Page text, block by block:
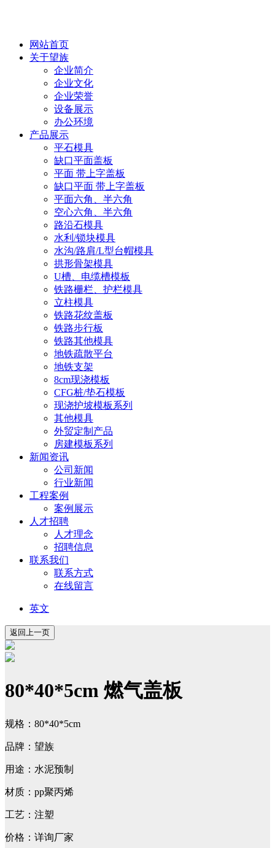
网站首页
关于望族
企业简介
企业文化
企业荣誉
设备展示
办公环境
产品展示
平石模具
缺口平面盖板
平面 带上字盖板
缺口平面 带上字盖板
平面六角、半六角
空心六角、半六角
路沿石模具
水利/锁块模具
水沟/路肩/L型台帽模具
拱形骨架模具
U槽、电缆槽模板
铁路栅栏、护栏模具
立柱模具
铁路花纹盖板
铁路步行板
铁路其他模具
地铁疏散平台
地铁支架
8cm现浇模板
CFG桩/垫石模板
现浇护坡模板系列
其他模具
外贸定制产品
房建模板系列
新闻资讯
公司新闻
行业新闻
工程案例
案例展示
人才招聘
人才理念
招聘信息
联系我们
联系方式
在线留言
英文
80*40*5cm 燃气盖板
规格：80*40*5cm
品牌：望族
用途：水泥预制
材质：pp聚丙烯
工艺：注塑
价格：详询厂家